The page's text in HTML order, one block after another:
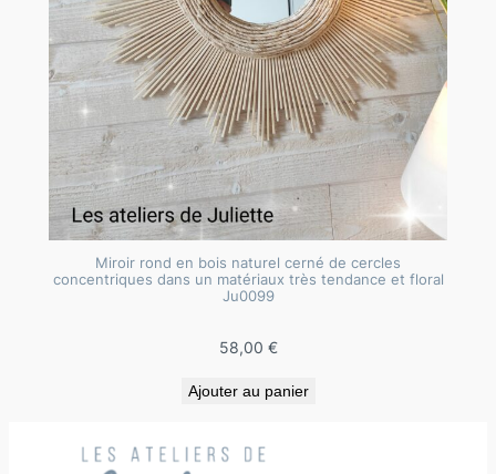
Miroir rond en bois naturel cerné de cercles
concentriques dans un matériaux très tendance et floral
Ju0099
58,00 €
Ajouter au panier